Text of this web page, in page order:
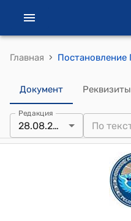
Главная ›
Документ Реквизиты
Редакция
28.08.2025